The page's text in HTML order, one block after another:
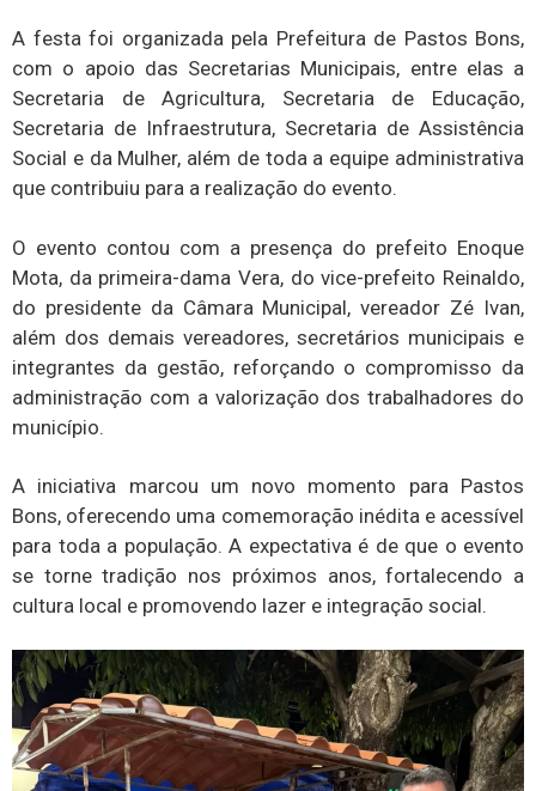
A festa foi organizada pela Prefeitura de Pastos Bons,
com o apoio das Secretarias Municipais, entre elas a
Secretaria de Agricultura, Secretaria de Educação,
Secretaria de Infraestrutura, Secretaria de Assistência
Social e da Mulher, além de toda a equipe administrativa
que contribuiu para a realização do evento.
O evento contou com a presença do prefeito Enoque
Mota, da primeira-dama Vera, do vice-prefeito Reinaldo,
do presidente da Câmara Municipal, vereador Zé Ivan,
além dos demais vereadores, secretários municipais e
integrantes da gestão, reforçando o compromisso da
administração com a valorização dos trabalhadores do
município.
A iniciativa marcou um novo momento para Pastos
Bons, oferecendo uma comemoração inédita e acessível
para toda a população. A expectativa é de que o evento
se torne tradição nos próximos anos, fortalecendo a
cultura local e promovendo lazer e integração social.